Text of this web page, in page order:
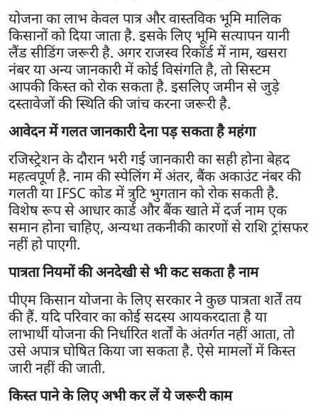
योजना का लाभ केवल पात्र और वास्तविक भूमि मालिक
किसानों को दिया जाता है. इसके लिए भूमि सत्यापन यानी
लैंड सीडिंग जरूरी है. अगर राजस्व रिकॉर्ड में नाम, खसरा
नंबर या अन्य जानकारी में कोई विसंगति है, तो सिस्टम
आपकी किस्त को रोक सकता है. इसलिए जमीन से जुड़े
दस्तावेजों की स्थिति की जांच करना जरूरी है.
आवेदन में गलत जानकारी देना पड़ सकता है महंगा
रजिस्ट्रेशन के दौरान भरी गई जानकारी का सही होना बेहद
महत्वपूर्ण है. नाम की स्पेलिंग में अंतर, बैंक अकाउंट नंबर की
गलती या IFSC कोड में त्रुटि भुगतान को रोक सकती है.
विशेष रूप से आधार कार्ड और बैंक खाते में दर्ज नाम एक
समान होना चाहिए, अन्यथा तकनीकी कारणों से राशि ट्रांसफर
नहीं हो पाएगी.
पात्रता नियमों की अनदेखी से भी कट सकता है नाम
पीएम किसान योजना के लिए सरकार ने कुछ पात्रता शर्तें तय
की हैं. यदि परिवार का कोई सदस्य आयकरदाता है या
लाभार्थी योजना की निर्धारित शर्तों के अंतर्गत नहीं आता, तो
उसे अपात्र घोषित किया जा सकता है. ऐसे मामलों में किस्त
जारी नहीं की जाती.
किस्त पाने के लिए अभी कर लें ये जरूरी काम